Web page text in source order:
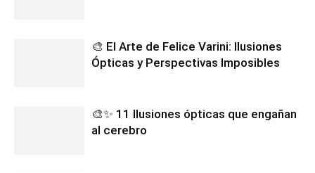
🎨 El Arte de Felice Varini: Ilusiones
Ópticas y Perspectivas Imposibles
🎨✨ 11 Ilusiones ópticas que engañan
al cerebro